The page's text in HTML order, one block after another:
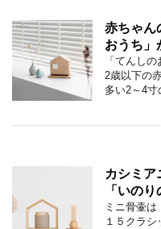
赤ちゃん
おうち」
「てんし
2歳以下の
多い2～4
カシミア
「いの
ミニ骨壷
１５クラシ